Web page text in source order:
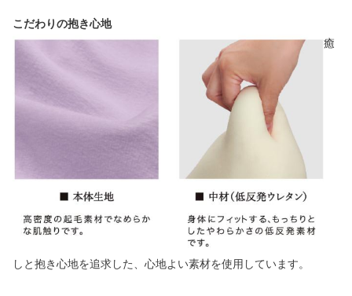
こだわりの抱き心地
癒
しと抱き心地を追求した、心地よい素材を使用しています。